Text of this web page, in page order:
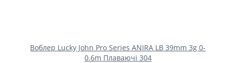
Воблер Lucky John Pro Series ANIRA LB 39mm 3g 0-
0.6m Плаваючі 304